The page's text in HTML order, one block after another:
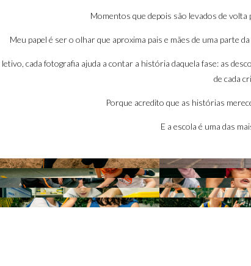
Momentos que depois são levados de
Meu papel é ser o olhar que aproxima pais e mães de uma parte
cada fotografia ajuda a contar a história daquela fase: as
de cada
Porque acredito que as histórias
E a escola é uma das